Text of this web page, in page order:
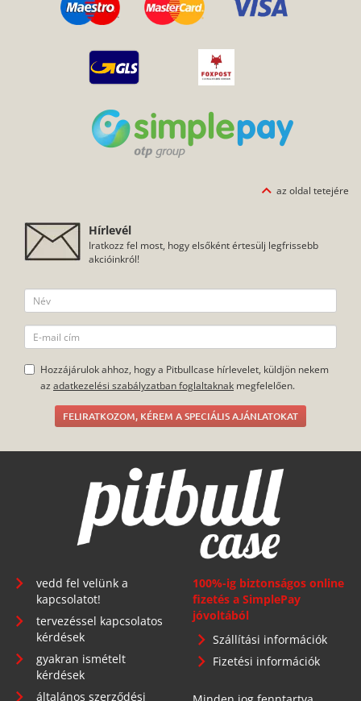
az oldal tetejére
Hírlevél
Iratkozz fel most, hogy elsőként értesülj legfrissebb
akcióinkról!
Hozzájárulok ahhoz, hogy a Pitbullcase hírlevelet, küldjön nekem
az adatkezelési szabályzatban foglaltaknak megfelelően.
FELIRATKOZOM, KÉREM A SPECIÁLIS AJÁNLATOKAT
vedd fel velünk a
kapcsolatot!
tervezéssel kapcsolatos
kérdések
gyakran ismételt
kérdések
általános szerződési
100%-ig biztonságos online
fizetés a SimplePay
jóvoltából
Szállítási információk
Fizetési információk